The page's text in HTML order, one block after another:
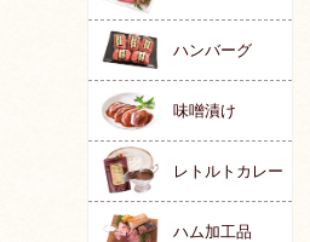
ハンバーグ
味噌漬け
レトルトカレー
ハム加工品